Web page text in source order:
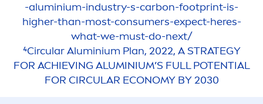
-aluminium-industry-s-carbon-footprint-is-
higher-than-most-consumers-expect-heres-
what-we-must-do-next/
⁴Circular Aluminium Plan, 2022, A STRATEGY
FOR ACHIEVING ALUMINIUM’S FULL POTENTIAL
FOR CIRCULAR ECONOMY BY 2030